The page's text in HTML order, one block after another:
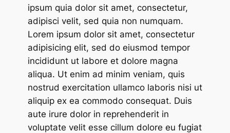
ipsum quia dolor sit amet, consectetur,
adipisci velit, sed quia non numquam.
Lorem ipsum dolor sit amet, consectetur
adipisicing elit, sed do eiusmod tempor
incididunt ut labore et dolore magna
aliqua. Ut enim ad minim veniam, quis
nostrud exercitation ullamco laboris nisi ut
aliquip ex ea commodo consequat. Duis
aute irure dolor in reprehenderit in
voluptate velit esse cillum dolore eu fugiat